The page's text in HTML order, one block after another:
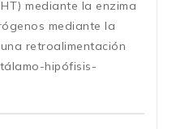
mediante la enzima
mediante la
retroalimentación
hipófisis-